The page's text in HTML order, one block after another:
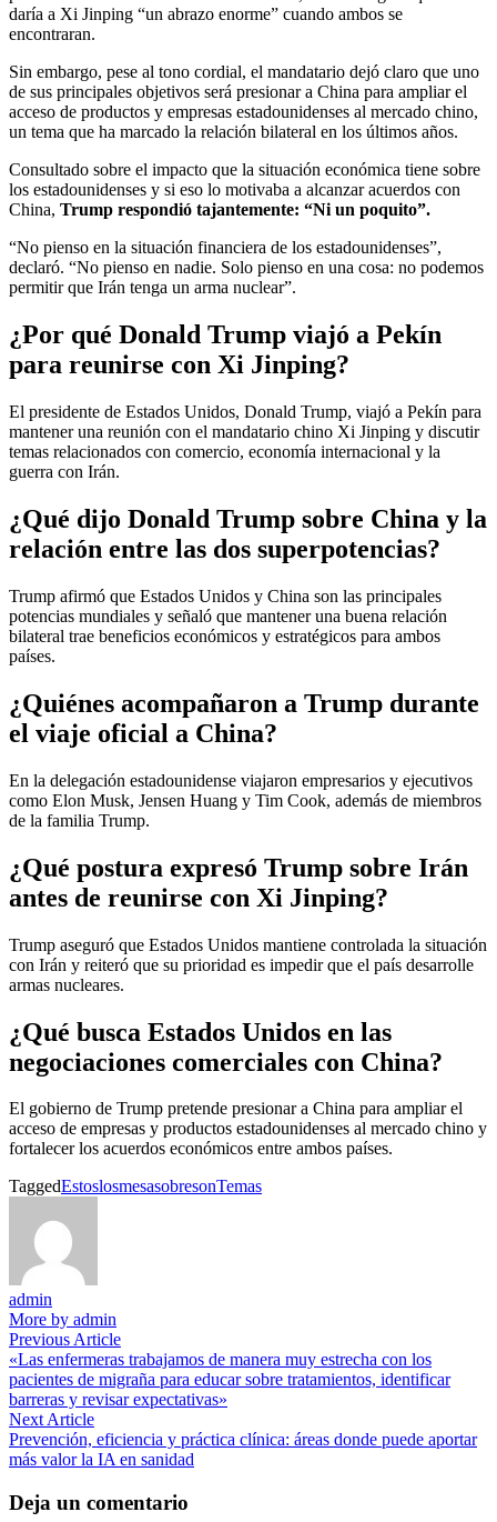
daría a Xi Jinping “un abrazo enorme” cuando ambos se
encontraran.
Sin embargo, pese al tono cordial, el mandatario dejó claro que uno
de sus principales objetivos será presionar a China para ampliar el
acceso de productos y empresas estadounidenses al mercado chino,
un tema que ha marcado la relación bilateral en los últimos años.
Consultado sobre el impacto que la situación económica tiene sobre
los estadounidenses y si eso lo motivaba a alcanzar acuerdos con
China, Trump respondió tajantemente: “Ni un poquito”.
“No pienso en la situación financiera de los estadounidenses”,
declaró. “No pienso en nadie. Solo pienso en una cosa: no podemos
permitir que Irán tenga un arma nuclear”.
¿Por qué Donald Trump viajó a Pekín
para reunirse con Xi Jinping?
El presidente de Estados Unidos, Donald Trump, viajó a Pekín para
mantener una reunión con el mandatario chino Xi Jinping y discutir
temas relacionados con comercio, economía internacional y la
guerra con Irán.
¿Qué dijo Donald Trump sobre China y la
relación entre las dos superpotencias?
Trump afirmó que Estados Unidos y China son las principales
potencias mundiales y señaló que mantener una buena relación
bilateral trae beneficios económicos y estratégicos para ambos
países.
¿Quiénes acompañaron a Trump durante
el viaje oficial a China?
En la delegación estadounidense viajaron empresarios y ejecutivos
como Elon Musk, Jensen Huang y Tim Cook, además de miembros
de la familia Trump.
¿Qué postura expresó Trump sobre Irán
antes de reunirse con Xi Jinping?
Trump aseguró que Estados Unidos mantiene controlada la situación
con Irán y reiteró que su prioridad es impedir que el país desarrolle
armas nucleares.
¿Qué busca Estados Unidos en las
negociaciones comerciales con China?
El gobierno de Trump pretende presionar a China para ampliar el
acceso de empresas y productos estadounidenses al mercado chino y
fortalecer los acuerdos económicos entre ambos países.
TaggedEstoslosmesasobresonTemas
admin
More by admin
Navegación
de
entradas
Previous ArticlePrevious
article:
«Las enfermeras trabajamos de manera muy estrecha con los
pacientes de migraña para educar sobre tratamientos, identificar
barreras y revisar expectativas»
Next ArticleNext
article:
Prevención, eficiencia y práctica clínica: áreas donde puede aportar
más valor la IA en sanidad
Deja un comentario